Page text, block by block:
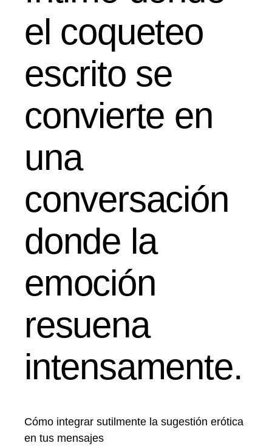
el coqueteo
escrito se
convierte en
una
conversación
donde la
emoción
resuena
intensamente.
Cómo integrar sutilmente la sugestión erótica
en tus mensajes